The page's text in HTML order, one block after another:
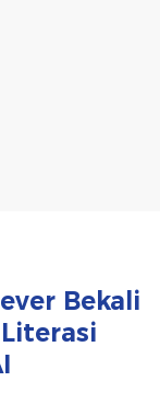
Bekali